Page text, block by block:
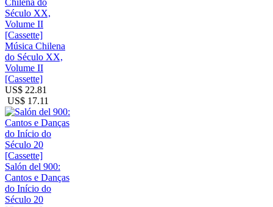
Música Chilena
do Século XX,
Volume II
[Cassette]
US$ 22.81
US$ 17.11
Salón del 900:
Cantos e Danças
do Início do
Século 20